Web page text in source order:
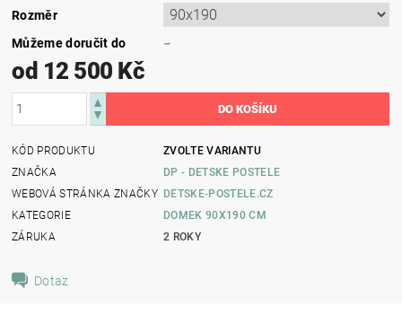
Rozměr
Můžeme doručit do
–
od 12 500 Kč
KÓD PRODUKTU
ZVOLTE VARIANTU
ZNAČKA
DP - DETSKE POSTELE
WEBOVÁ STRÁNKA ZNAČKY DETSKE-POSTELE.CZ
KATEGORIE
DOMEK 90X190 CM
ZÁRUKA
2 ROKY
Dotaz